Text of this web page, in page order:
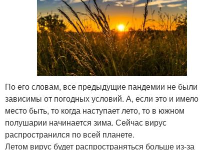
По его словам, все предыдущие пандемии не были
зависимы от погодных условий. А, если это и имело
место быть, то когда наступает лето, то в южном
полушарии начинается зима. Сейчас вирус
распространился по всей планете.
Летом вирус будет распространяться больше из-за